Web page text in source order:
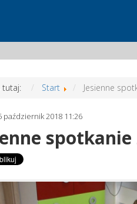
tutaj: Start Jesienne
październik 2018 11:26